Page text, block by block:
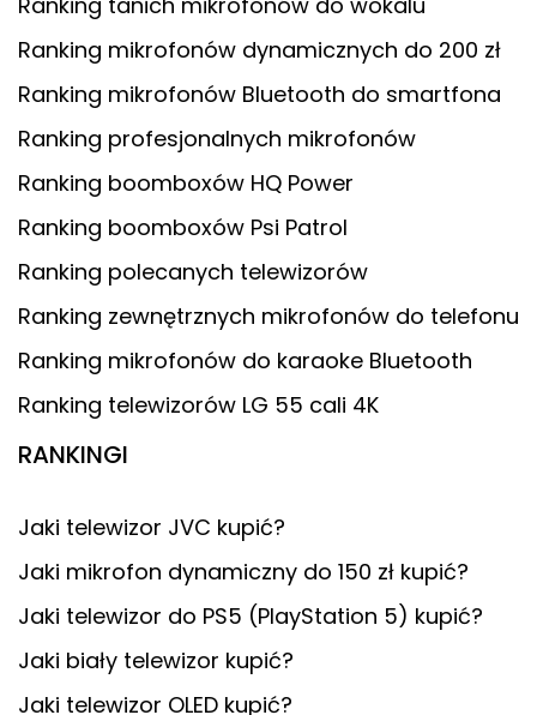
Ranking mikrofonów dynamicznych do 200 zł
Ranking mikrofonów Bluetooth do smartfona
Ranking profesjonalnych mikrofonów
Ranking boomboxów HQ Power
Ranking boomboxów Psi Patrol
Ranking polecanych telewizorów
Ranking zewnętrznych mikrofonów do telefonu
Ranking mikrofonów do karaoke Bluetooth
Ranking telewizorów LG 55 cali 4K
RANKINGI
Jaki telewizor JVC kupić?
Jaki mikrofon dynamiczny do 150 zł kupić?
Jaki telewizor do PS5 (PlayStation 5) kupić?
Jaki biały telewizor kupić?
Jaki telewizor OLED kupić?